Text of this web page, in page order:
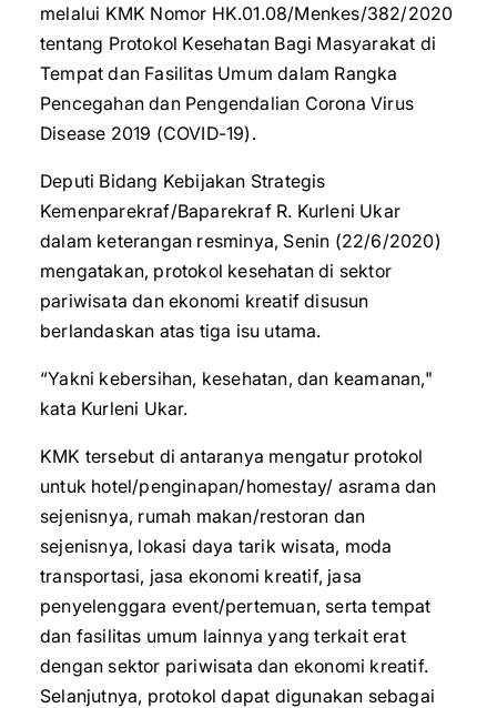
melalui KMK Nomor HK.01.08/Menkes/382/2020
tentang Protokol Kesehatan Bagi Masyarakat di
Tempat dan Fasilitas Umum dalam Rangka
Pencegahan dan Pengendalian Corona Virus
Disease 2019 (COVID-19).
Deputi Bidang Kebijakan Strategis
Kemenparekraf/Baparekraf R. Kurleni Ukar
dalam keterangan resminya, Senin (22/6/2020)
mengatakan, protokol kesehatan di sektor
pariwisata dan ekonomi kreatif disusun
berlandaskan atas tiga isu utama.
“Yakni kebersihan, kesehatan, dan keamanan,"
kata Kurleni Ukar.
KMK tersebut di antaranya mengatur protokol
untuk hotel/penginapan/homestay/ asrama dan
sejenisnya, rumah makan/restoran dan
sejenisnya, lokasi daya tarik wisata, moda
transportasi, jasa ekonomi kreatif, jasa
penyelenggara event/pertemuan, serta tempat
dan fasilitas umum lainnya yang terkait erat
dengan sektor pariwisata dan ekonomi kreatif.
Selanjutnya, protokol dapat digunakan sebagai